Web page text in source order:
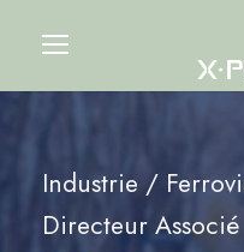
Industrie /
Directeur Associé